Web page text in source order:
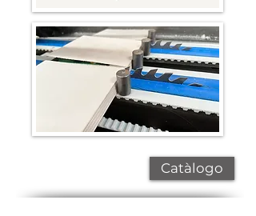
Catàlogo